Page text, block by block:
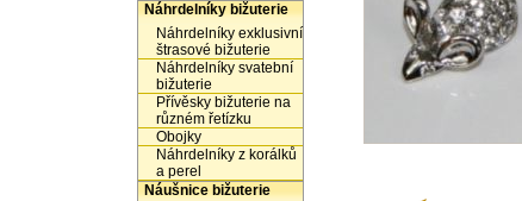
Náhrdelníky bižuterie
Náhrdelníky exklusivní
štrasové bižuterie
Náhrdelníky svatební
bižuterie
Přívěsky bižuterie na
různém řetízku
Obojky
Náhrdelníky z korálků
a perel
Náušnice bižuterie